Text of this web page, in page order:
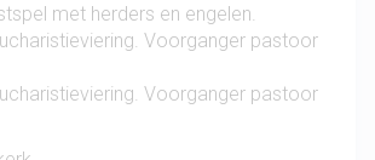
met herders en engelen.
Voorganger pastoor
Voorganger pastoor